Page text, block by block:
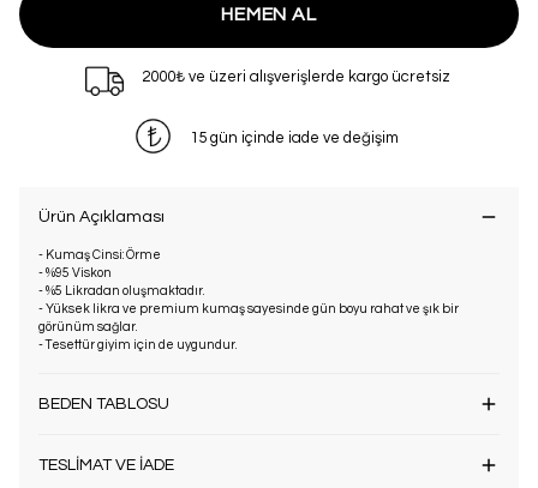
HEMEN AL
2000₺ ve üzeri alışverişlerde kargo ücretsiz
15 gün içinde iade ve değişim
Ürün Açıklaması
- Kumaş Cinsi: Örme
- %95 Viskon
- %5 Likradan oluşmaktadır.
- Yüksek likra ve premium kumaş sayesinde gün boyu rahat ve şık bir
görünüm sağlar.
- Tesettür giyim için de uygundur.
BEDEN TABLOSU
TESLİMAT VE İADE